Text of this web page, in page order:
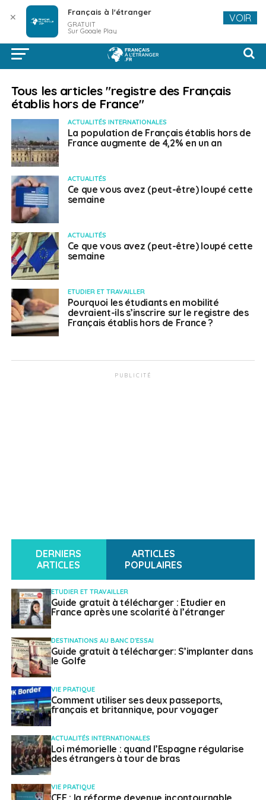
Tous les articles "registre des Français
établis hors de France"
ACTUALITÉS INTERNATIONALES
La population de Français établis hors de
France augmente de 4,2% en un an
ACTUALITÉS
Ce que vous avez (peut-être) loupé cette
semaine
ACTUALITÉS
Ce que vous avez (peut-être) loupé cette
semaine
ETUDIER ET TRAVAILLER
Pourquoi les étudiants en mobilité
devraient-ils s’inscrire sur le registre des
Français établis hors de France ?
PUBLICITÉ
DERNIERS
ARTICLES
ARTICLES
POPULAIRES
ETUDIER ET TRAVAILLER
Guide gratuit à télécharger : Etudier en
France après une scolarité à l’étranger
DESTINATIONS AU BANC D'ESSAI
Guide gratuit à télécharger: S’implanter dans
le Golfe
VIE PRATIQUE
Comment utiliser ses deux passeports,
français et britannique, pour voyager
ACTUALITÉS INTERNATIONALES
Loi mémorielle : quand l’Espagne régularise
des étrangers à tour de bras
VIE PRATIQUE
CFE : la réforme devenue incontournable
✕ Français à l'étranger
GRATUIT
Sur Google Play
VOIR